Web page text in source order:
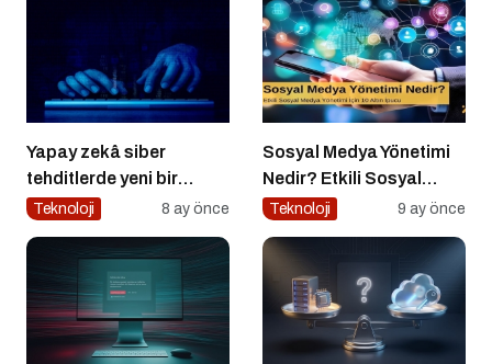
Yapay zekâ siber
tehditlerde yeni bir
dönemi başlatıyor
Teknoloji 8 ay önce
Sosyal Medya Yönetimi
Nedir? Etkili Sosyal
Medya Yönetimi İçin 10
Teknoloji 9 ay önce